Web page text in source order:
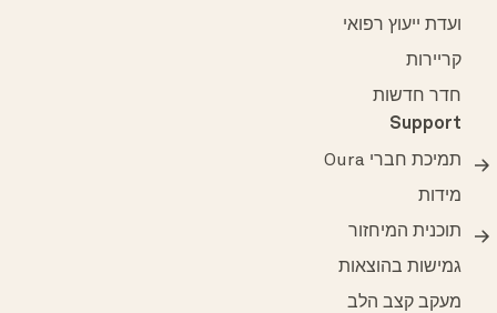
ועדת ייעוץ רפואי
קריירות
חדר חדשות
Support
תמיכת חברי Oura
מידות
תוכנית המיחזור
גמישות בהוצאות
מעקב קצב הלב